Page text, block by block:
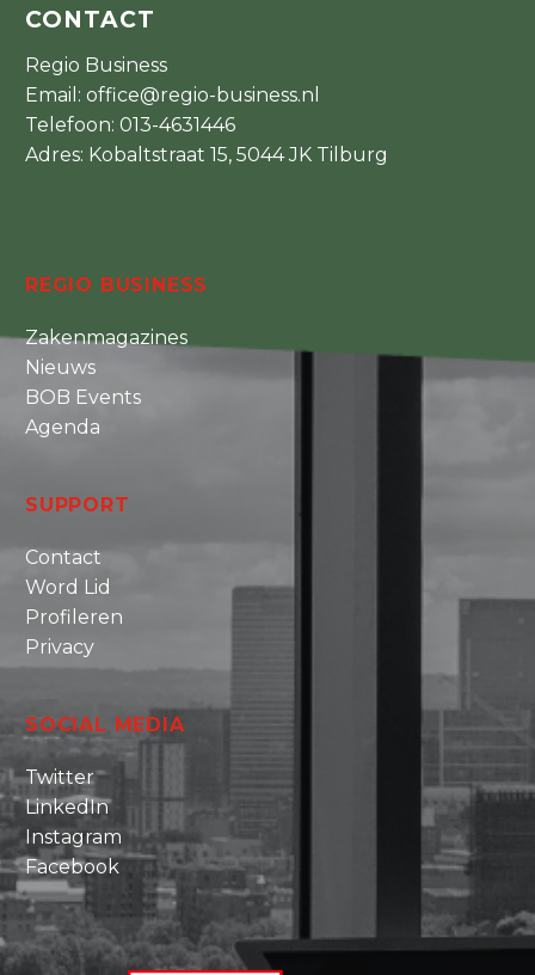
CONTACT
Regio Business
Email: office@regio-business.nl
Telefoon: 013-4631446
Adres: Kobaltstraat 15, 5044 JK Tilburg
REGIO BUSINESS
Zakenmagazines
Nieuws
BOB Events
Agenda
SUPPORT
Contact
Word Lid
Profileren
Privacy
SOCIAL MEDIA
Twitter
LinkedIn
Instagram
Facebook